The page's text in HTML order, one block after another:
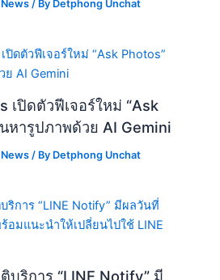
News / By Detphong Unchat
เปิดตัวฟีเจอร์ใหม่ “Ask
หารูปภาพด้วย AI Gemini
News / By Detphong Unchat
บริการ “LINE Notify” มี